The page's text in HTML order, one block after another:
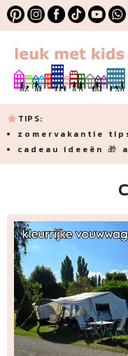
TIPS:
zomervakantie
cadeau ideeën